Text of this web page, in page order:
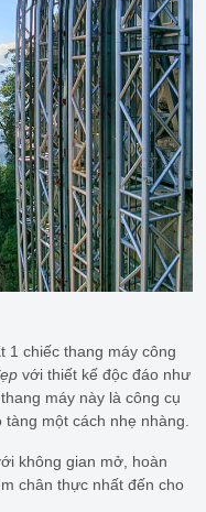
1 chiếc thang máy công
với thiết kế độc đáo như
máy này là công cụ
một cách nhẹ nhàng.
không gian mở, hoàn
chân thực nhất đến cho